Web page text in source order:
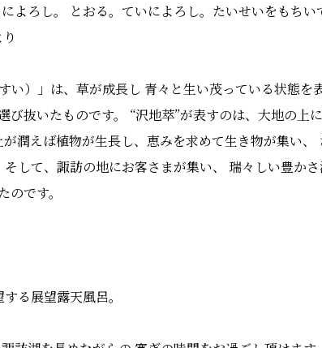
よろし。 とおる。ていによろし。たいせいをもち
い）」は、草が成長し 青々と生い茂っている状態
び抜いたものです。 “沢地萃”が表すのは、大地の上
潤えば植物が生長し、恵みを求めて生き物が集い
して、諏訪の地にお客さまが集い、 瑞々しい豊か
です。
る展望露天風呂。